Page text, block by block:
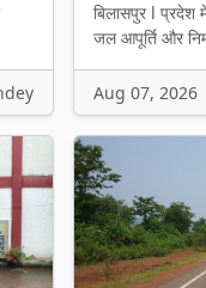
बिलासपुर l प्रदेश
जल आपूर्ति और
Aug 07, 2026